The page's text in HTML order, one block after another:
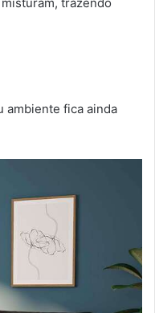
ambiente fica ainda